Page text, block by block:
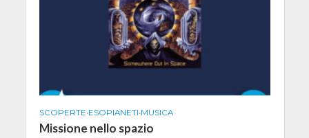
SCOPERTE•ESOPIANETI•MUSICA
Missione nello spazio